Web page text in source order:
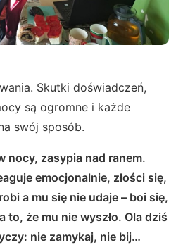
Skutki doświadczeń,
są ogromne i każde
swój sposób.
nocy, zasypia nad ranem.
emocjonalnie, złości się,
a mu się nie udaje – boi się,
to, że mu nie wyszło. Ola dziś
nie zamykaj, nie bij…